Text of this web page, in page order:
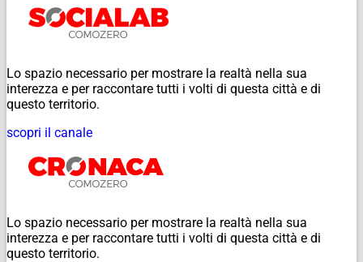
Lo spazio necessario per mostrare la realtà nella sua
interezza e per raccontare tutti i volti di questa città e di
questo territorio.
scopri il canale
Lo spazio necessario per mostrare la realtà nella sua
interezza e per raccontare tutti i volti di questa città e di
questo territorio.